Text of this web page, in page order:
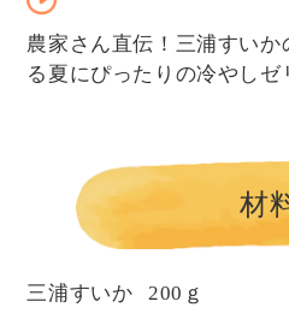
農家さん直伝！三浦すい
る夏にぴったりの冷やしゼ
材
三浦すいか
200ｇ